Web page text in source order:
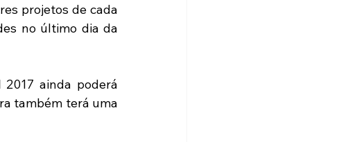
projetos de cada
no último dia da
ainda poderá
também terá uma